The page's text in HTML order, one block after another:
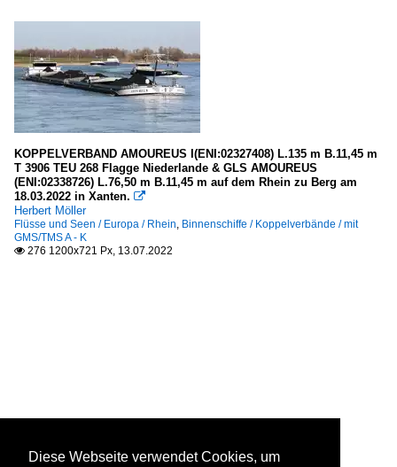
KOPPELVERBAND AMOUREUS I(ENI:02327408) L.135 m B.11,45 m
T 3906 TEU 268 Flagge Niederlande & GLS AMOUREUS
(ENI:02338726) L.76,50 m B.11,45 m auf dem Rhein zu Berg am
18.03.2022 in Xanten. 
Herbert Möller
Flüsse und Seen / Europa / Rhein Binnenschiffe / Koppelverbände / mit
GMS/TMS A - K
 276 1200x721 Px, 13.07.2022
Diese Webseite verwendet Cookies, um